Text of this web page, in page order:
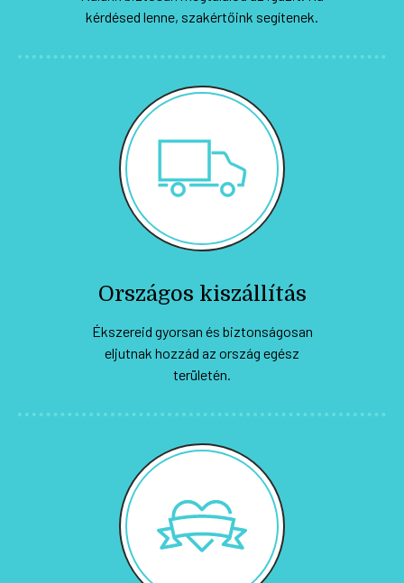
kérdésed lenne, szakértőink segítenek.
Országos kiszállítás
Ékszereid gyorsan és biztonságosan
eljutnak hozzád az ország egész
területén.